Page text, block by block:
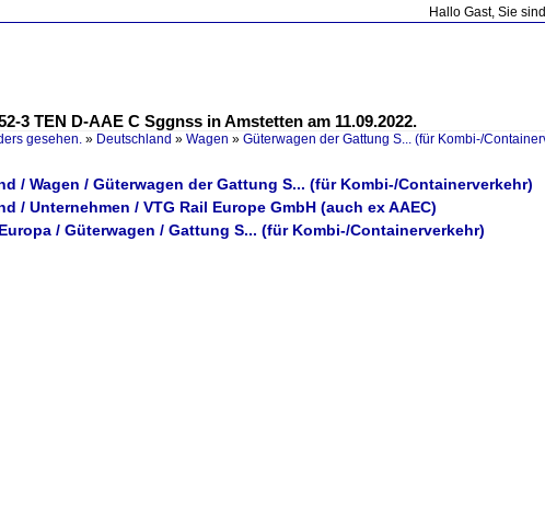
Hallo Gast, Sie
3 TEN D-AAE C Sggnss in Amstetten am 11.09.2022.
gesehen. » Deutschland » Wagen » Güterwagen der Gattung S... (für Kombi-/
/ Wagen / Güterwagen der Gattung S... (für Kombi-/Containerverkehr)
/ Unternehmen / VTG Rail Europe GmbH (auch ex AAEC)
/ Güterwagen / Gattung S... (für Kombi-/Containerverkehr)